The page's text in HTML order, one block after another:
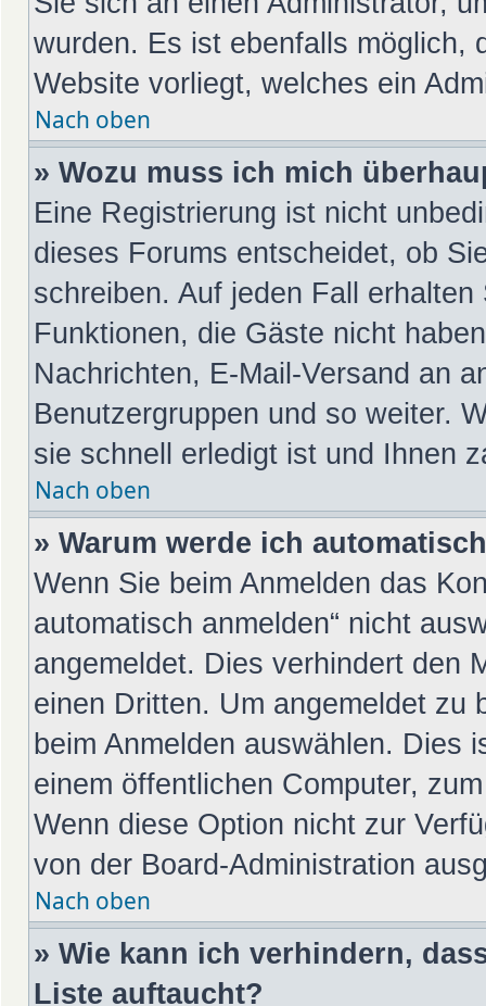
wurden. Es ist ebenfalls möglich,
Website vorliegt, welches ein
Nach oben
» Wozu muss ich mich
Eine Registrierung ist nicht
dieses Forums entscheidet, ob
schreiben. Auf jeden Fall
Funktionen, die Gäste nicht
Nachrichten, E-Mail-Versand an
Benutzergruppen und so weiter.
sie schnell erledigt ist und Ihnen
Nach oben
» Warum werde ich
Wenn Sie beim Anmelden das
automatisch anmelden“ nicht
angemeldet. Dies verhindert den
einen Dritten. Um angemeldet zu
beim Anmelden auswählen. Dies
einem öffentlichen Computer,
Wenn diese Option nicht zur
von der Board-Administration
Nach oben
» Wie kann ich verhindern,
Liste auftaucht?